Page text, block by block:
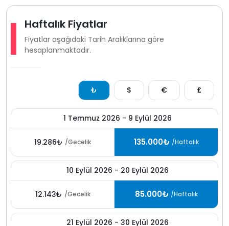
Haftalık Fiyatlar
Fiyatlar aşağıdaki Tarih Aralıklarına göre
hesaplanmaktadır.
₺ $ € £
1 Temmuz 2026 - 9 Eylül 2026
19.286₺ /Gecelik 135.000₺ /Haftalık
10 Eylül 2026 - 20 Eylül 2026
12.143₺ /Gecelik 85.000₺ /Haftalık
21 Eylül 2026 - 30 Eylül 2026